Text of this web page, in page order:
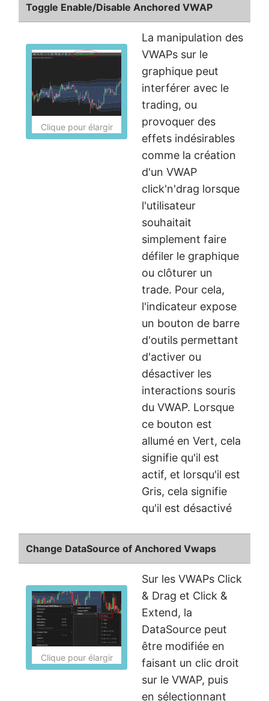
Toggle Enable/Disable Anchored VWAP
Clique pour élargir
La manipulation des
VWAPs sur le
graphique peut
interférer avec le
trading, ou
provoquer des
effets indésirables
comme la création
d'un VWAP
click'n'drag lorsque
l'utilisateur
souhaitait
simplement faire
défiler le graphique
ou clôturer un
trade. Pour cela,
l'indicateur expose
un bouton de barre
d'outils permettant
d'activer ou
désactiver les
interactions souris
du VWAP. Lorsque
ce bouton est
allumé en Vert, cela
signifie qu'il est
actif, et lorsqu'il est
Gris, cela signifie
qu'il est désactivé
Change DataSource of Anchored Vwaps
Clique pour élargir
Sur les VWAPs Click
& Drag et Click &
Extend, la
DataSource peut
être modifiée en
faisant un clic droit
sur le VWAP, puis
en sélectionnant